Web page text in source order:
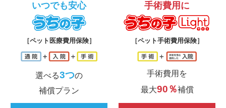
いつでも安心
うちの子
［ペット医療費用保険］
選べる3つの
補償プラン
手術費用に
［ペット手術費用保険］
手術費用を
最大90％補償